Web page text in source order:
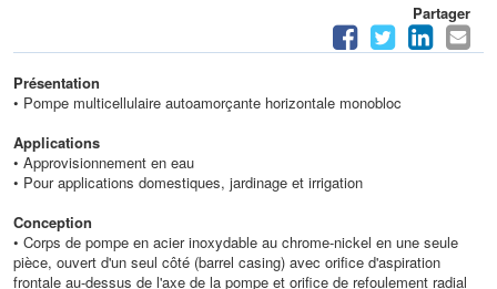
Partager
Présentation
• Pompe multicellulaire autoamorçante horizontale monobloc
Applications
• Approvisionnement en eau
• Pour applications domestiques, jardinage et irrigation
Conception
• Corps de pompe en acier inoxydable au chrome-nickel en une seule
pièce, ouvert d'un seul côté (barrel casing) avec orifice d'aspiration
frontale au-dessus de l'axe de la pompe et orifice de refoulement radial